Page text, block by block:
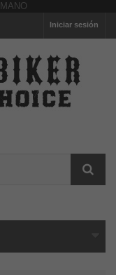
Iniciar sesión